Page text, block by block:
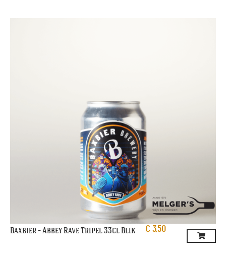
Baxbier – Abbey Rave Tripel 33cl Blik € 3,50